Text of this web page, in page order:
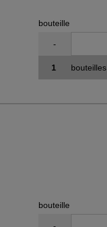
bouteille
-
bouteilles
bouteille